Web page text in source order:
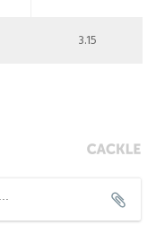
3.15